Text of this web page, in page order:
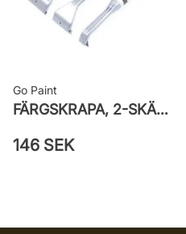
Go Paint
FÄRGSKRAPA, 2-SKÄR/REFILL
146 SEK